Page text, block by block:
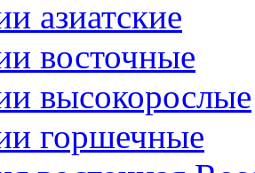
азиатские
восточные
высокорослые
горшечные